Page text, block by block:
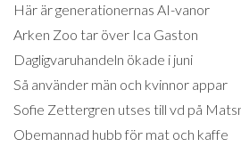
Här är generationernas AI-vanor
Arken Zoo tar över Ica Gaston
Dagligvaruhandeln ökade i juni
Så använder män och kvinnor appar
Sofie Zettergren utses till vd på
Obemannad hubb för mat och kaffe